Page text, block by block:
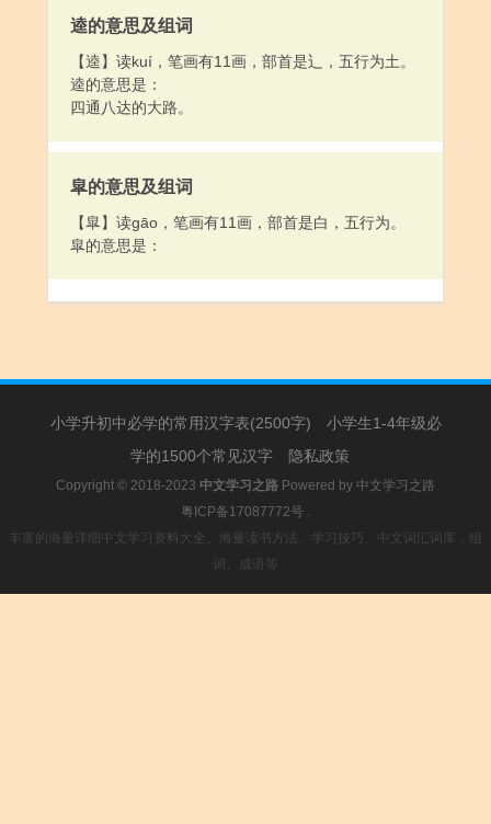
逵的意思及组词
【逵】读kuí，笔画有11画，部首是辶，五行为土。
逵的意思是：
四通八达的大路。
皐的意思及组词
【皐】读gāo，笔画有11画，部首是白，五行为。
皐的意思是：
小学升初中必学的常用汉字表(2500字)
小学生1-4年级必
学的1500个常见汉字
隐私政策
Copyright © 2018-2023 中文学习之路 Powered by 中文学习之路
粤ICP备17087772号 .
丰富的海量详细中文学习资料大全。海量读书方法、学习技巧、中文词汇词库，组
词、成语等